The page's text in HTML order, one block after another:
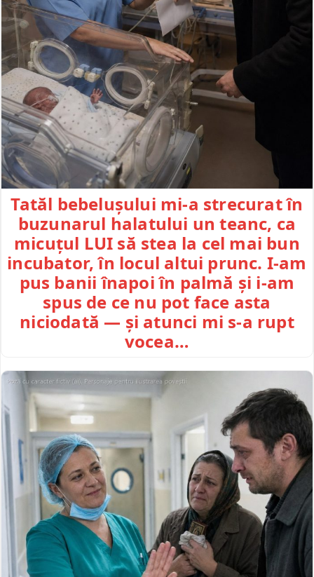
Tatăl bebelușului mi-a strecurat în
buzunarul halatului un teanc, ca
micuțul LUI să stea la cel mai bun
incubator, în locul altui prunc. I-am
pus banii înapoi în palmă și i-am
spus de ce nu pot face asta
niciodată — și atunci mi s-a rupt
vocea…